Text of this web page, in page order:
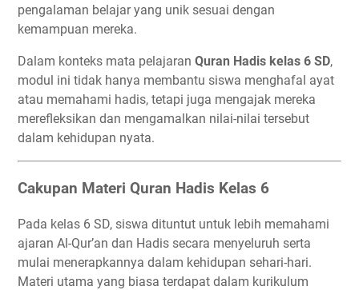
pengalaman belajar yang unik sesuai dengan
kemampuan mereka.
Dalam konteks mata pelajaran Quran Hadis kelas 6 SD,
modul ini tidak hanya membantu siswa menghafal ayat
atau memahami hadis, tetapi juga mengajak mereka
merefleksikan dan mengamalkan nilai-nilai tersebut
dalam kehidupan nyata.
Cakupan Materi Quran Hadis Kelas 6
Pada kelas 6 SD, siswa dituntut untuk lebih memahami
ajaran Al-Qur’an dan Hadis secara menyeluruh serta
mulai menerapkannya dalam kehidupan sehari-hari.
Materi utama yang biasa terdapat dalam kurikulum